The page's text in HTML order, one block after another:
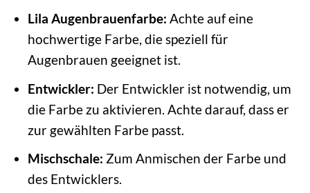
Lila Augenbrauenfarbe: Achte auf eine
hochwertige Farbe, die speziell für
Augenbrauen geeignet ist.
Entwickler: Der Entwickler ist notwendig, um
die Farbe zu aktivieren. Achte darauf, dass er
zur gewählten Farbe passt.
Mischschale: Zum Anmischen der Farbe und
des Entwicklers.